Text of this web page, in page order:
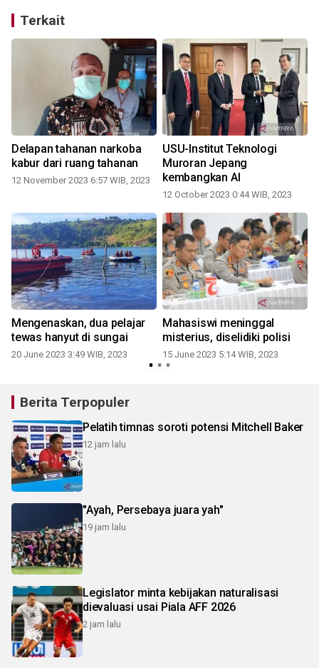
Terkait
Delapan tahanan narkoba
kabur dari ruang tahanan
12 November 2023 6:57 WIB, 2023
USU-Institut Teknologi
Muroran Jepang
kembangkan AI
12 October 2023 0:44 WIB, 2023
Mengenaskan, dua pelajar
tewas hanyut di sungai
20 June 2023 3:49 WIB, 2023
Mahasiswi meninggal
misterius, diselidiki polisi
15 June 2023 5:14 WIB, 2023
Berita Terpopuler
Pelatih timnas soroti potensi Mitchell Baker
12 jam lalu
"Ayah, Persebaya juara yah"
19 jam lalu
Legislator minta kebijakan naturalisasi
dievaluasi usai Piala AFF 2026
2 jam lalu